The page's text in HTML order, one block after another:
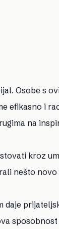
Osobe s
efikasno i
na
kroz
nešto